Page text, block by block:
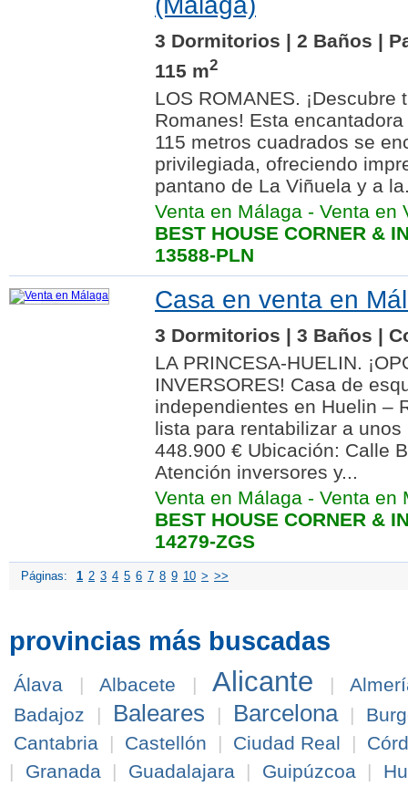
3 Dormitorios | 2 Baños |
115 m2
LOS ROMANES.
Romanes! Esta
115 metros cuadrados se
privilegiada, ofreciendo
pantano de La Viñuela y a
Venta en Málaga - Venta en
BEST HOUSE CORNER &
13588-PLN
Casa en venta en
3 Dormitorios | 3 Baños |
LA PRINCESA-HUELIN.
INVERSORES! Casa de
independientes en Huelin –
lista para rentabilizar a
448.900 € Ubicación: Calle
Atención inversores y...
Venta en Málaga - Venta en
BEST HOUSE CORNER &
14279-ZGS
Páginas: 1 2 3 4 5 6 7 8 9 10 > >>
provincias más buscadas
Álava | Albacete | Alicante |
Badajoz
| Baleares | Barcelona |
Cantabria
| Castellón | Ciudad Real |
|
Granada | Guadalajara | Guipúzcoa |